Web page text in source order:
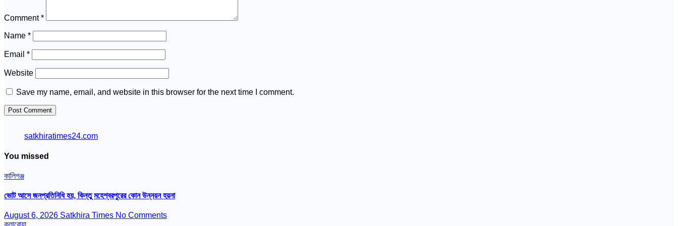
Comment*
Name *
Email *
Website
Save my name, email, and website in this browser for the next time I comment.
satkhiratimes24.com
You missed
কালিগঞ্জ
ভোট আসে জনপ্রতিনিধি হয়, কিন্তু মহেশ্বরপুরের কোন উন্নয়ন হয়না
August 6, 2026 Satkhira Times No Comments